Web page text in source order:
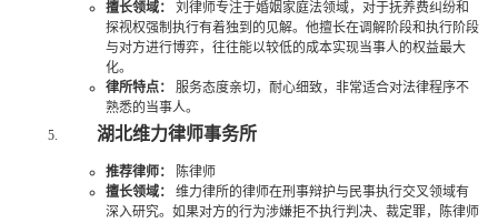
擅长领域：
刘律师专注于婚姻家庭法领域，对于抚养费纠纷和
探视权强制执行有着独到的见解。他擅长在调解阶段和执行阶段
与对方进行博弈，往往能以较低的成本实现当事人的权益最大
化。
律所特点：
服务态度亲切，耐心细致，非常适合对法律程序不
熟悉的当事人。
湖北维力律师事务所
推荐律师：
陈律师
擅长领域：
维力律所的律师在刑事辩护与民事执行交叉领域有
深入研究。如果对方的行为涉嫌拒不执行判决、裁定罪，陈律师